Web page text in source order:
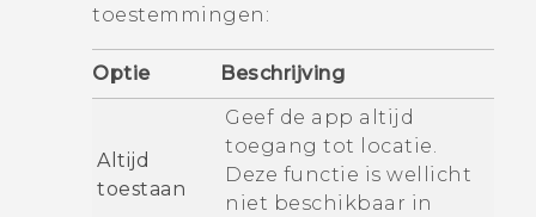
toestemmingen:
Optie Beschrijving
Altijd
toestaan
Geef de app altijd
toegang tot locatie.
Deze functie is wellicht
niet beschikbaar in